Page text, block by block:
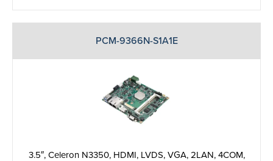
PCM-9366N-S1A1E
3.5″, Celeron N3350, HDMI, LVDS, VGA, 2LAN, 4COM,